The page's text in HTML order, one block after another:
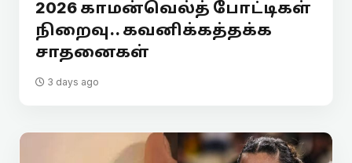
2026 காமன்வெல்த் போட்டிகள்
நிறைவு.. கவனிக்கத்தக்க
சாதனைகள்
3 days ago